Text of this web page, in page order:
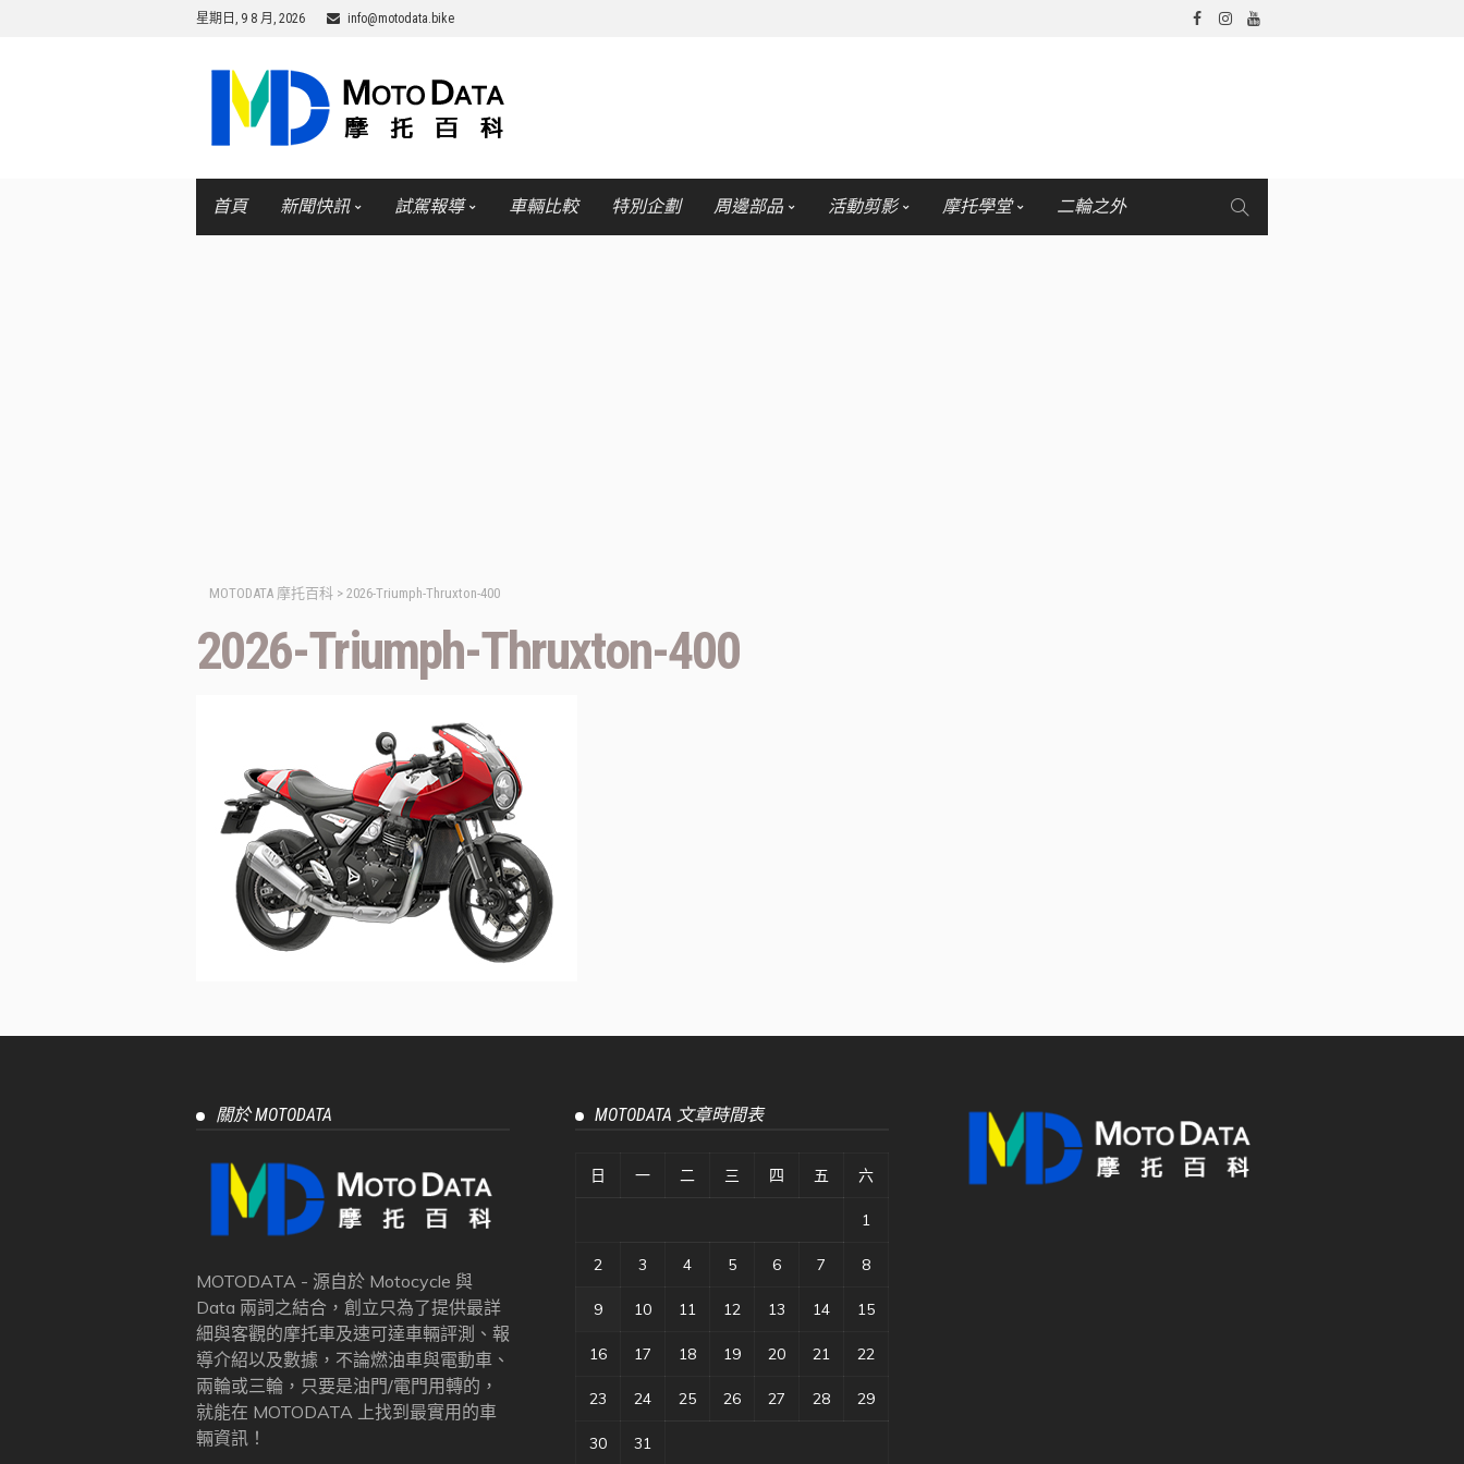
星期日, 9 8 月, 2026 info@motodata.bike
首頁 新聞快訊 試駕報導 車輛比較 特別企劃 周邊部品 活動剪影 摩托學堂 二輪之外
MOTODATA 摩托百科 > 2026-Triumph-Thruxton-400
2026-Triumph-Thruxton-400
關於 MOTODATA
MOTODATA - 源自於 Motocycle 與
Data 兩詞之結合，創立只為了提供最詳
細與客觀的摩托車及速可達車輛評測、報
導介紹以及數據，不論燃油車與電動車、
兩輪或三輪，只要是油門/電門用轉的，
就能在 MOTODATA 上找到最實用的車
輛資訊！
MOTODATA 文章時間表
日 一 二 三 四 五 六
1
2 3 4 5 6 7 8
9 10 11 12 13 14 15
16 17 18 19 20 21 22
23 24 25 26 27 28 29
30 31